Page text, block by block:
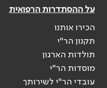
על ההסתדרות הרפואית
הכירו אותנו
תקנון הר"י
תולדות הארגון
מוסדות הר"י
עובדי הר"י לשירותך